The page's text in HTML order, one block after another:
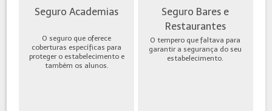
Seguro Academias
O seguro que oferece
coberturas específicas para
proteger o estabelecimento e
também os alunos.
Seguro Bares e
Restaurantes
O tempero que faltava para
garantir a segurança do seu
estabelecimento.